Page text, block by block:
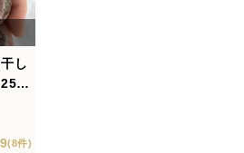
し
250
(8件)